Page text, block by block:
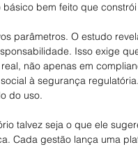
bem feito que
parâmetros. O estudo
Isso exige
não apenas em
à segurança
do uso.
talvez seja o que ele
Cada gestão lança uma